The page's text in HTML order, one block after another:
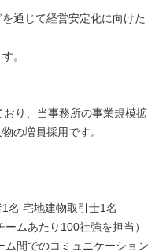
通じて経営安定化に向けた
。
り、当事務所の事業規模拡
の増員採用です。
ムあたり100社強を担当）